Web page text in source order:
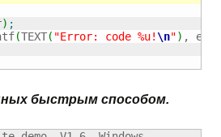
) ;
(TEXT( "Error: code %u! \n") , err
быстрым способом.